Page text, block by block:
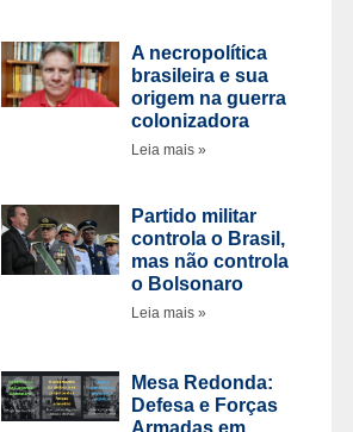
A necropolítica
brasileira e sua
origem na guerra
colonizadora
Leia mais »
Partido militar
controla o Brasil,
mas não controla
o Bolsonaro
Leia mais »
Mesa Redonda:
Defesa e Forças
Armadas em